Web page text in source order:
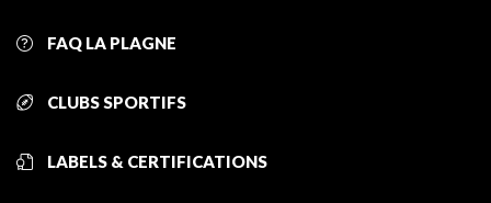
FAQ LA PLAGNE
CLUBS SPORTIFS
LABELS & CERTIFICATIONS